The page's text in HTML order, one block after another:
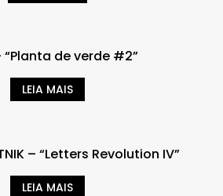
“Planta de verde #2”
LEIA MAIS
– “Letters Revolution IV”
LEIA MAIS